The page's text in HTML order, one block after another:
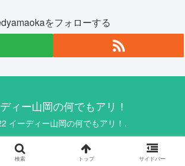
をフォローする
ィー山岡の何でもアリ！
イーディー山岡の何でもアリ！.
検索 トップ サイドバー